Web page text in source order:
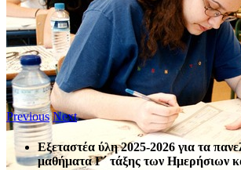
Previous Next
Εξεταστέα ύλη 2025-2026 για τα
μαθήματα Γ΄ τάξης των Ημερήσιων